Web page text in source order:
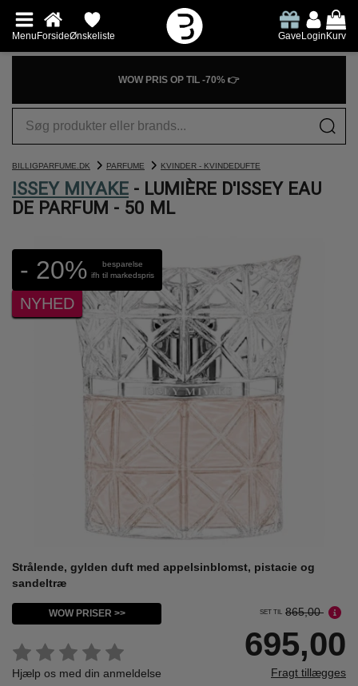
MenuForsideØnskeliste GaveLoginKurv
WOW PRIS OP TIL -70% 👉
BILLIGPARFUME.DK PARFUME KVINDER - KVINDEDUFTE
ISSEY MIYAKE - LUMIÈRE D'ISSEY EAU
DE PARFUM - 50 ML
- 20%
besparelse
ifh til markedspris
NYHED
Strålende, gylden duft med appelsinblomst, pistacie og
sandeltræ
WOW PRISER >>
Hjælp os med din anmeldelse
SET TIL 865,00
695,00
Fragt tillægges